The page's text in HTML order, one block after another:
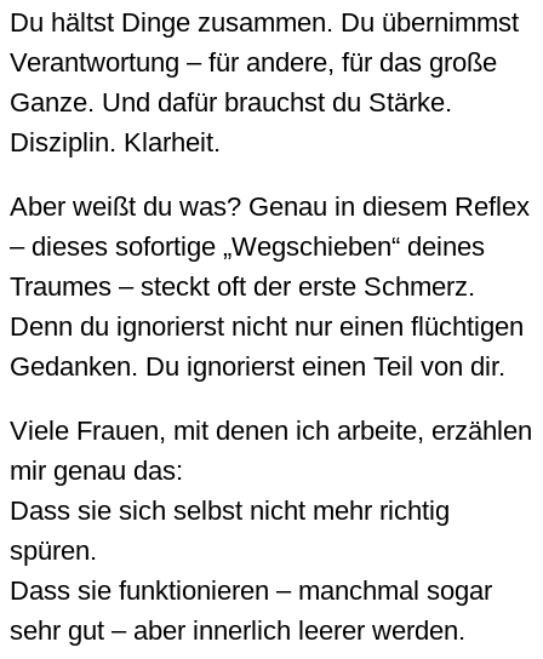
Du hältst Dinge zusammen. Du übernimmst
Verantwortung – für andere, für das große
Ganze. Und dafür brauchst du Stärke.
Disziplin. Klarheit.
Aber weißt du was? Genau in diesem Reflex
– dieses sofortige „Wegschieben“ deines
Traumes – steckt oft der erste Schmerz.
Denn du ignorierst nicht nur einen flüchtigen
Gedanken. Du ignorierst einen Teil von dir.
Viele Frauen, mit denen ich arbeite, erzählen
mir genau das:
Dass sie sich selbst nicht mehr richtig
spüren.
Dass sie funktionieren – manchmal sogar
sehr gut – aber innerlich leerer werden.